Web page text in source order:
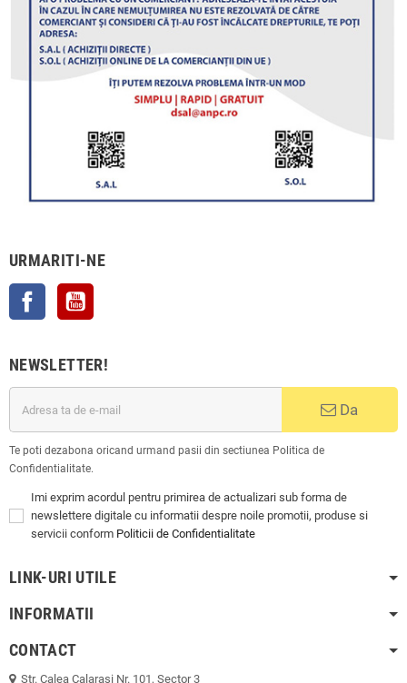
URMARITI-NE
Facebook
NEWSLETTER!
Da
Te poti dezabona oricand urmand pasii din sectiunea Politica de
Confidentialitate.
Imi exprim acordul pentru primirea de actualizari sub forma de
newslettere digitale cu informatii despre noile promotii, produse si
servicii conform Politicii de Confidentialitate
LINK-URI UTILE
INFORMATII
CONTACT
Str. Calea Calarasi Nr. 101, Sector 3